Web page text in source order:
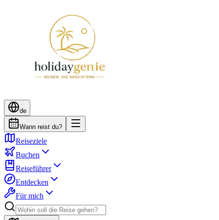
de
Wann reist du?
Reiseziele
Buchen
Reiseführer
Entdecken
Für mich